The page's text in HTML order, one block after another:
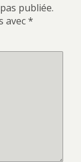
publiée.
avec*